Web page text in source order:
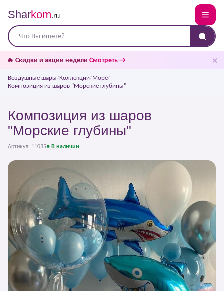
Sharkom.ru
🔥 Скидки и акции недели Смотреть → ✕
Воздушные шары/Коллекции/Море/
Композиция из шаров "Морские глубины"
Композиция из шаров
"Морские глубины"
Артикул: 11035● В наличии